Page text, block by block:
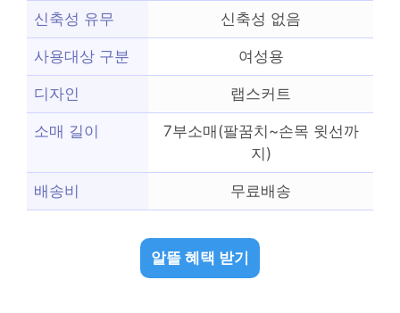
신축성 유무 신축성 없음
사용대상 구분 여성용
디자인 랩스커트
소매 길이
7부소매(팔꿈치~손목 윗선까
지)
배송비 무료배송
알뜰 혜택 받기